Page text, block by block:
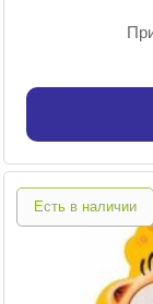
Есть в наличии